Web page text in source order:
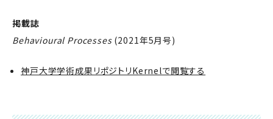
掲載誌
Behavioural Processes(2021年5月号)
神戸大学学術成果リポジトリKernelで閲覧する